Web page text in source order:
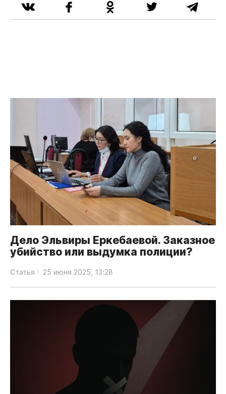
Дело Эльвиры Еркебаевой. Заказное
убийство или выдумка полиции?
Статья 25 июня 2025, 13:28